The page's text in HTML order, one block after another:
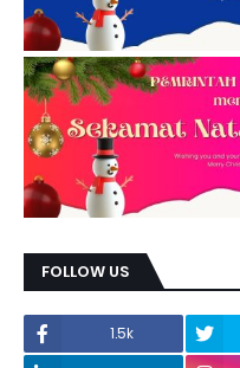
FOLLOW US
1.5k